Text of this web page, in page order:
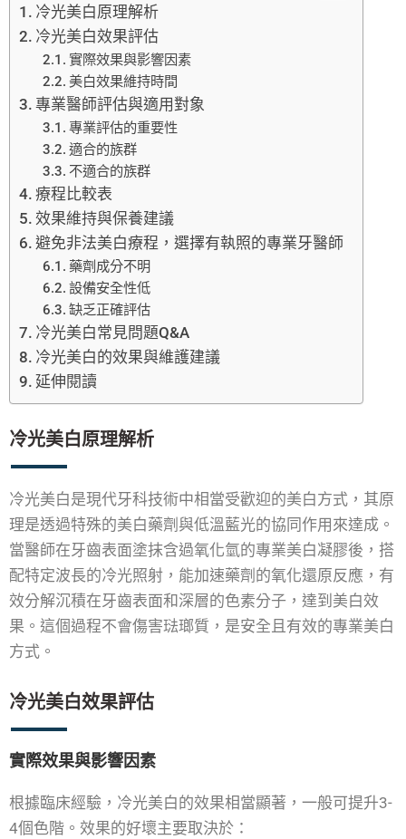
冷光美白原理解析
冷光美白效果評估
實際效果與影響因素
美白效果維持時間
專業醫師評估與適用對象
專業評估的重要性
適合的族群
不適合的族群
療程比較表
效果維持與保養建議
避免非法美白療程，選擇有執照的專業牙醫師
藥劑成分不明
設備安全性低
缺乏正確評估
冷光美白常見問題Q&A
冷光美白的效果與維護建議
延伸閱讀
冷光美白原理解析
冷光美白是現代牙科技術中相當受歡迎的美白方式，其原
理是透過特殊的美白藥劑與低溫藍光的協同作用來達成。
當醫師在牙齒表面塗抹含過氧化氫的專業美白凝膠後，搭
配特定波長的冷光照射，能加速藥劑的氧化還原反應，有
效分解沉積在牙齒表面和深層的色素分子，達到美白效
果。這個過程不會傷害琺瑯質，是安全且有效的專業美白
方式。
冷光美白效果評估
實際效果與影響因素
根據臨床經驗，冷光美白的效果相當顯著，一般可提升3-
4個色階。效果的好壞主要取決於：